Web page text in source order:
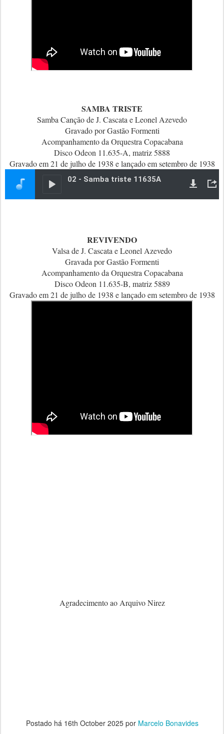
SAMBA TRISTE
Samba Canção de J. Cascata e Leonel Azevedo
Gravado por Gastão Formenti
Acompanhamento da Orquestra Copacabana
Disco Odeon 11.635-A, matriz 5888
Gravado em 21 de julho de 1938 e lançado em setembro de 1938
REVIVENDO
Valsa de J. Cascata e Leonel Azevedo
Gravada por Gastão Formenti
Acompanhamento da Orquestra Copacabana
Disco Odeon 11.635-B, matriz 5889
Gravado em 21 de julho de 1938 e lançado em setembro de 1938
Agradecimento ao Arquivo Nirez
Postado há 16th October 2025por Marcelo Bonavides